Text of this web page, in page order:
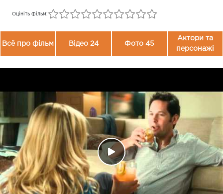
Оцініть фільм:
Всё про фільм Відео 24 Фото 45
Актори та
персонажі